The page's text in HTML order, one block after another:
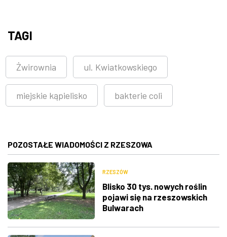
TAGI
Żwirownia ul. Kwiatkowskiego
miejskie kąpielisko bakterie coli
POZOSTAŁE WIADOMOŚCI Z RZESZOWA
RZESZÓW
Blisko 30 tys. nowych roślin
pojawi się na rzeszowskich
Bulwarach